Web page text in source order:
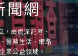
聞網
，由資深記者、
醫藥生活、網路
業公益領域。